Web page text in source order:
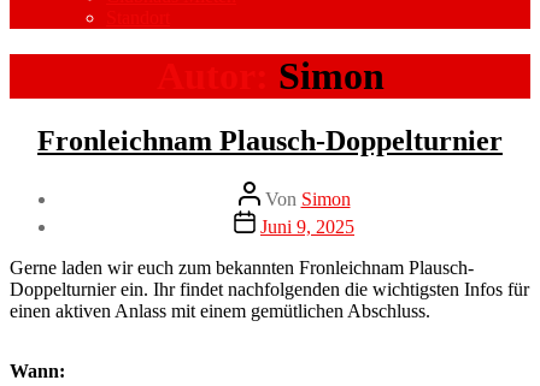
Simon
Kategorien
Neuigkeiten
Fronleichnam Plausch-Doppelturnier
Beitragsautor
Von Simon
Veröffentlichungsdatum
Juni 9, 2025
Gerne laden wir euch zum bekannten Fronleichnam Plausch-
Doppelturnier ein. Ihr findet nachfolgenden die wichtigsten Infos für
einen aktiven Anlass mit einem gemütlichen Abschluss.
Wann: